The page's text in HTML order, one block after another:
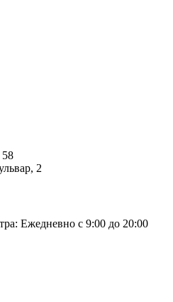
2
Ежедневно с 9:00 до 20:00